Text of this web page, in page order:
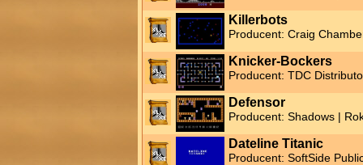
Killerbots
Producent: Craig
Knicker-Bockers
Producent: TDC
Defensor
Producent: Shadows |
Dateline Titanic
Producent: SoftSide